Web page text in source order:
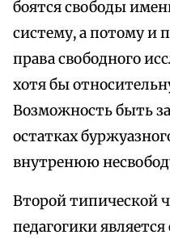
боятся свободы
систему, а потому и
права свободного
хотя бы
Возможность быть
остатках
внутренюю
Второй типической
педагогики